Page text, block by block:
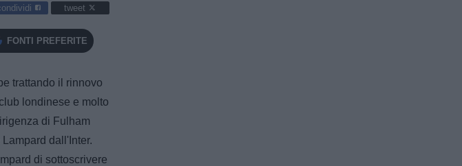
tweet
FONTI PREFERITE
trattando il rinnovo
londinese e molto
di Fulham
dall'Inter.
di sottoscrivere